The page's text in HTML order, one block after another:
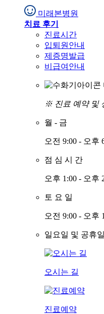
미래본병원
치료 후기
진료시간
입퇴원안내
제증명발급
비급여안내
※ 진료 예약 및
월 - 금
오전 9:00 - 오후
점 심 시 간
오후 1:00 - 오후
토 요 일
오전 9:00 - 오후
일요일 및 공휴
오시는 길
진료예약